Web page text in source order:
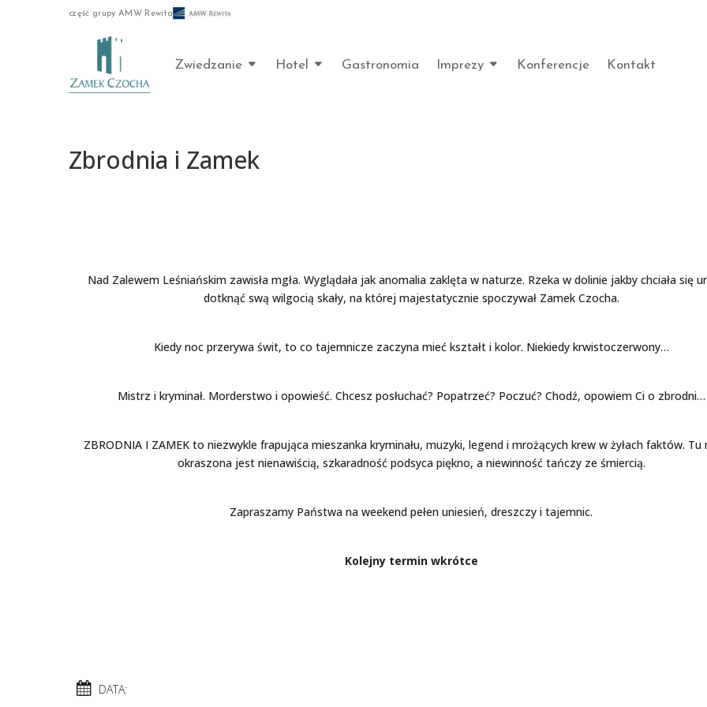
część grupy AMW Rewita
Zwiedzanie Hotel Gastronomia Imprezy Konferencje Kontakt
Zbrodnia i Zamek
Nad Zalewem Leśniańskim zawisła mgła. Wyglądała jak anomalia zaklęta w naturze. Rzeka w dolinie jakby chciała się
dotknąć swą wilgocią skały, na której majestatycznie spoczywał Zamek Czocha.
Kiedy noc przerywa świt, to co tajemnicze zaczyna mieć kształt i kolor. Niekiedy krwistoczerwony…
Mistrz i kryminał. Morderstwo i opowieść. Chcesz posłuchać? Popatrzeć? Poczuć? Chodź, opowiem Ci o zbrodni…
ZBRODNIA I ZAMEK to niezwykle frapująca mieszanka kryminału, muzyki, legend i mrożących krew w żyłach faktów. Tu
okraszona jest nienawiścią, szkaradność podsyca piękno, a niewinność tańczy ze śmiercią.
Zapraszamy Państwa na weekend pełen uniesień, dreszczy i tajemnic.
Kolejny termin wkrótce
DATA: